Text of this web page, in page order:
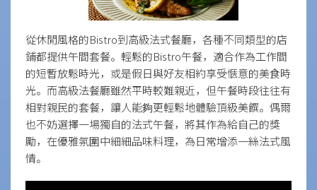
從休閒風格的Bistro到高級法式餐廳，各種不同類型的店
鋪都提供午間套餐。輕鬆的Bistro午餐，適合作為工作間
的短暫放鬆時光，或是假日與好友相約享受愜意的美食時
光。而高級法餐廳雖然平時較難親近，但午餐時段往往有
相對親民的套餐，讓人能夠更輕鬆地體驗頂級美饌。偶爾
也不妨選擇一場獨自的法式午餐，將其作為給自己的獎
勵，在優雅氛圍中細細品味料理，為日常增添一絲法式風
情。